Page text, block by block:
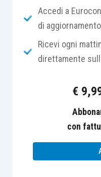
un’azienda, già
l’autorizzazione per
possibile ottenere
produzione di
attività economica.
La società
entrate
Accedi a
di
Ricevi ogni
direttamente
€
con